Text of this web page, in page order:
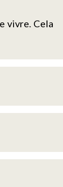
vivre. Cela